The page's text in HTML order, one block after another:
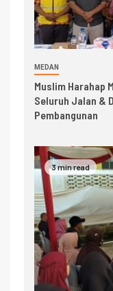
MEDAN
Muslim Harahap
Seluruh Jalan &
Pembangunan
3 min read